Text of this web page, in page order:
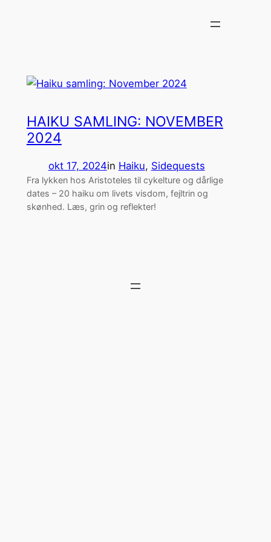
HAIKU SAMLING: NOVEMBER
2024
okt 17, 2024in Haiku, Sidequests
Fra lykken hos Aristoteles til cykelture og dårlige
dates – 20 haiku om livets visdom, fejltrin og
skønhed. Læs, grin og reflekter!